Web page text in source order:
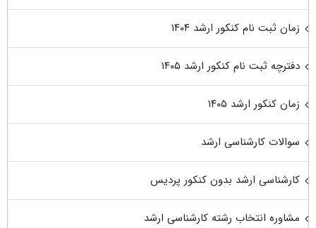
زمان ثبت نام کنکور ارشد ۱۴۰۴
دفترچه ثبت نام کنکور ارشد ۱۴۰۵
زمان کنکور ارشد ۱۴۰۵
سوالات کارشناسی ارشد
کارشناسی ارشد بدون کنکور پردیس
مشاوره انتخاب رشته کارشناسی ارشد